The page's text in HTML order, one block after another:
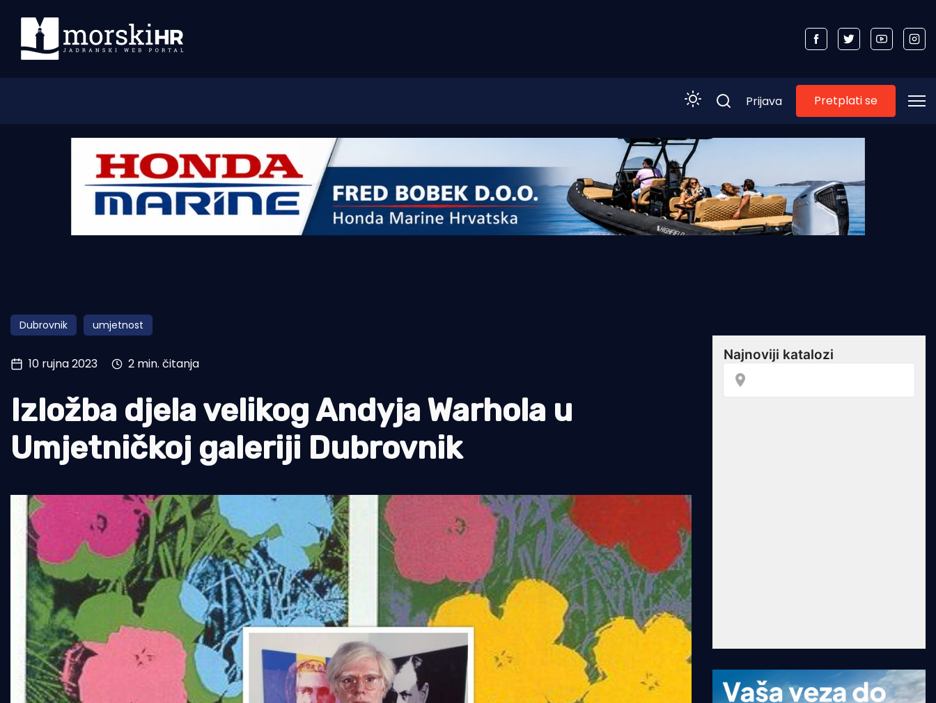
Morski plus
Pomorstvo
Ribolov
Tradicija i kultura
Prijava Pretplati se
Dubrovnik umjetnost
10 rujna 2023 2 min. čitanja
Izložba djela velikog Andyja Warhola u
Umjetničkoj galeriji Dubrovnik